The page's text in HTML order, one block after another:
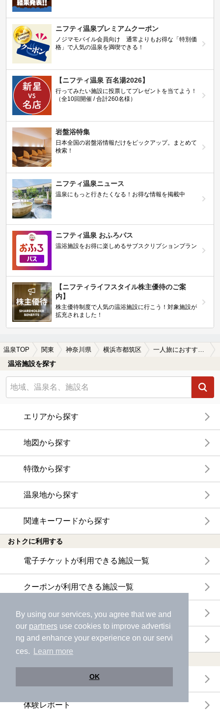
By using our services, you agree that we and
our partners use cookies to improve advertisi
ng and enhance your experience on our servi
ces.
Learn more
OK
ニフティ温泉プレミアムクーポン
ノジマモバイル会員向け 通常よりもお得な「特別価
格」で人気の温泉を満喫できる！
【ニフティ温泉 百名湯2026】
行ってみたい施設に投票してプレゼントを当てよう！
（全10回開催 / 合計260名様）
岩盤浴特集
日本全国の岩盤浴情報だけをピックアップ。まとめて
検索！
ニフティ温泉ニュース
温泉にもっと行きたくなる！お得な情報を掲載中
ニフティ温泉 おふろパス
温浴施設をお得に楽しめるサブスクリプションプラン
【ニフティライフスタイル株主優待のご案
内】
株主優待制度で人気の温浴施設に行こう！対象施設が
拡充されました！
温泉TOP 関東 神奈川県 横浜市都筑区 一人旅におすすめの横浜市都筑区の温泉、日帰り温泉、スーパー銭湯おすすめ
温浴施設を探す
エリアから探す
地図から探す
特徴から探す
温泉地から探す
関連キーワードから探す
おトクに利用する
電子チケットが利用できる施設一覧
クーポンが利用できる施設一覧
おすすめ電子チケット・クーポン一覧
今月の新着電子チケット・クーポン一覧
ニフティ温泉ニュース
体験レポート